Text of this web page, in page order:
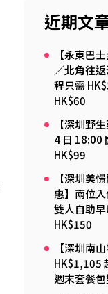
近期文
【永東巴
／北角往
程只需
HK$60
【深圳野
4 日 18:00
HK$99
【深圳美
惠】兩位
雙人自助
HK$150
【深圳南
HK$1,105
週末套餐